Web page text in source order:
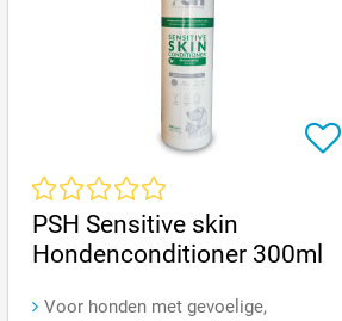
Gemiddelde waardering van 0 van 5 sterren
PSH Sensitive skin
Hondenconditioner 300ml
Voor honden met gevoelige,